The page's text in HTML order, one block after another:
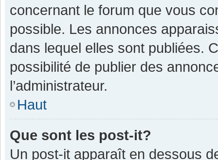
concernant le forum que vous
possible. Les annonces
dans lequel elles sont publiées.
possibilité de publier des
l’administrateur.
Haut
Que sont les post-it?
Un post-it apparaît en dessous